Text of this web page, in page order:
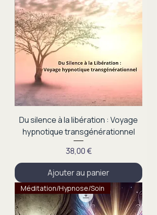
Du silence à la libération : Voyage
hypnotique transgénérationnel
Prix
38,00 €
Ajouter au panier
Méditation/Hypnose/Soin